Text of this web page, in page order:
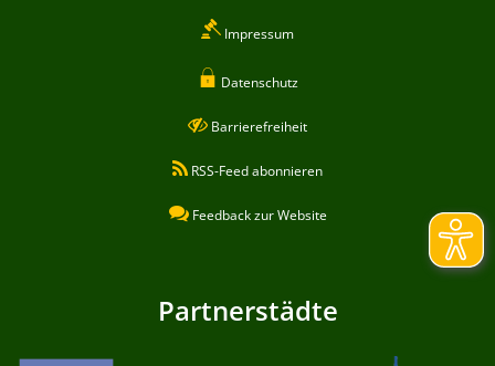
Impressum
Datenschutz
Barrierefreiheit
RSS-Feed abonnieren
Feedback zur Website
Partnerstädte